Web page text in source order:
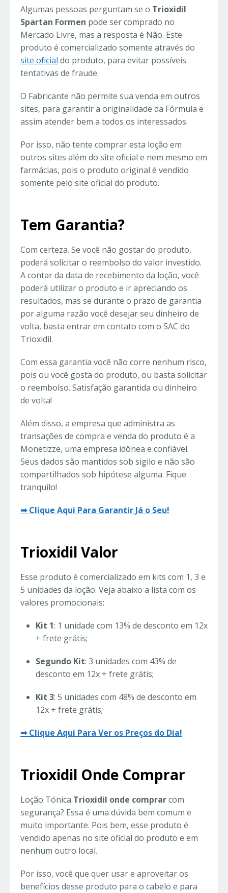
Algumas pessoas perguntam se o Trioxidil
Spartan Formen pode ser comprado no
Mercado Livre, mas a resposta é Não. Este
produto é comercializado somente através do
site oficial do produto, para evitar possíveis
tentativas de fraude.
O Fabricante não permite sua venda em outros
sites, para garantir a originalidade da Fórmula e
assim atender bem a todos os interessados.
Por isso, não tente comprar esta loção em
outros sites além do site oficial e nem mesmo em
farmácias, pois o produto original é vendido
somente pelo site oficial do produto.
Tem Garantia?
Com certeza. Se você não gostar do produto,
poderá solicitar o reembolso do valor investido.
A contar da data de recebimento da loção, você
poderá utilizar o produto e ir apreciando os
resultados, mas se durante o prazo de garantia
por alguma razão você desejar seu dinheiro de
volta, basta entrar em contato com o SAC do
Trioxidil.
Com essa garantia você não corre nenhum risco,
pois ou você gosta do produto, ou basta solicitar
o reembolso. Satisfação garantida ou dinheiro
de volta!
Além disso, a empresa que administra as
transações de compra e venda do produto é a
Monetizze, uma empresa idônea e confiável.
Seus dados são mantidos sob sigilo e não são
compartilhados sob hipótese alguma. Fique
tranquilo!
➡ Clique Aqui Para Garantir Já o Seu!
Trioxidil Valor
Esse produto é comercializado em kits com 1, 3 e
5 unidades da loção. Veja abaixo a lista com os
valores promocionais:
Kit 1: 1 unidade com 13% de desconto em 12x
+ frete grátis;
Segundo Kit: 3 unidades com 43% de
desconto em 12x + frete grátis;
Kit 3: 5 unidades com 48% de desconto em
12x + frete grátis;
➡ Clique Aqui Para Ver os Preços do Dia!
Trioxidil Onde Comprar
Loção Tónica Trioxidil onde comprarcom
segurança? Essa é uma dúvida bem comum e
muito importante. Pois bem, esse produto é
vendido apenas no site oficial do produto e em
nenhum outro local.
Por isso, você que quer usar e aproveitar os
benefícios desse produto para o cabelo e para